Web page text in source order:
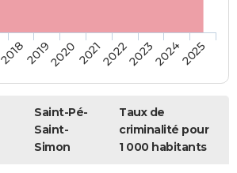
20182019202020212022202320242025
Saint-Pé-
Saint-
Simon
Taux de
criminalité pour
1 000 habitants